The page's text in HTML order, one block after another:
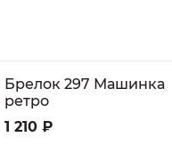
Брелок 297 Машинка
ретро
1 210 ₽